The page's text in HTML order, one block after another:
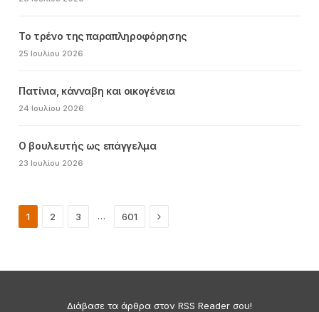
Το τρένο της παραπληροφόρησης
25 Ιουλίου 2026
Πατίνια, κάνναβη και οικογένεια
24 Ιουλίου 2026
Ο βουλευτής ως επάγγελμα
23 Ιουλίου 2026
1 2 3 … 601 Next
Διάβασε τα άρθρα στον RSS Reader σου!